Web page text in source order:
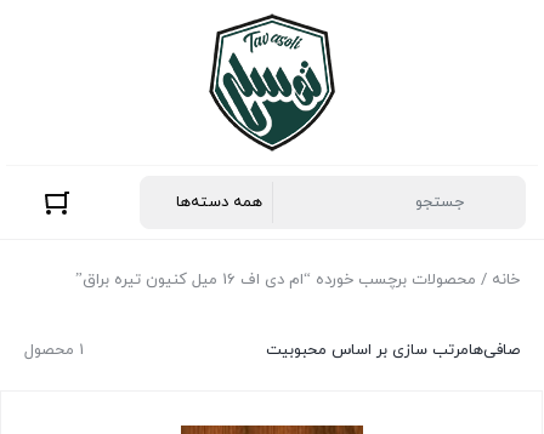
خانه / محصولات برچسب خورده “ام دی اف 16 میل کنیون تیره براق”
1 محصول صافی‌هامرتب سازی بر اساس محبوبیت